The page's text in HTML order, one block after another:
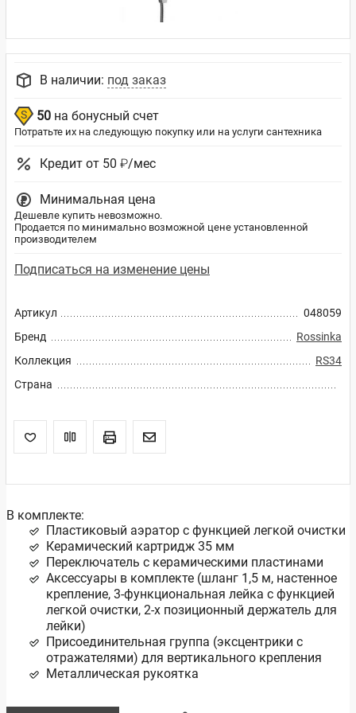
Артикул
048059
Бренд
Rossinka
Коллекция
RS34
Страна
В наличии: под заказ
50 на бонусный счет
Потратьте их на следующую покупку или на услуги сантехника
Кредит от 50 ₽/мес
Минимальная цена
Дешевле купить невозможно.
Продается по минимально возможной цене установленной
производителем
Подписаться на изменение цены
В комплекте:
Пластиковый аэратор с функцией легкой очистки
Керамический картридж 35 мм
Переключатель с керамическими пластинами
Аксессуары в комплекте (шланг 1,5 м, настенное
крепление, 3-функциональная лейка с функцией
легкой очистки, 2-х позиционный держатель для
лейки)
Присоединительная группа (эксцентрики с
отражателями) для вертикального крепления
Металлическая рукоятка